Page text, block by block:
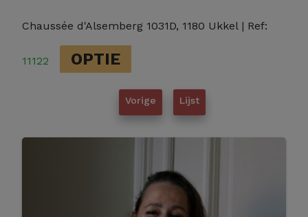
Chaussée d'Alsemberg 1031D, 1180 Ukkel | Ref:
11122 OPTIE
Vorige Lijst